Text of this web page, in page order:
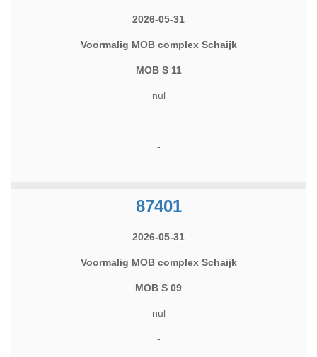
2026-05-31
Voormalig MOB complex Schaijk
MOB S 11
nul
-
-
87401
2026-05-31
Voormalig MOB complex Schaijk
MOB S 09
nul
-